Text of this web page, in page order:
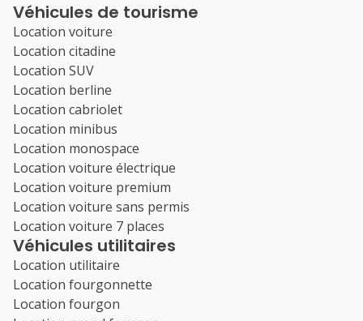
Véhicules de tourisme
Location voiture
Location citadine
Location SUV
Location berline
Location cabriolet
Location minibus
Location monospace
Location voiture électrique
Location voiture premium
Location voiture sans permis
Location voiture 7 places
Véhicules utilitaires
Location utilitaire
Location fourgonnette
Location fourgon